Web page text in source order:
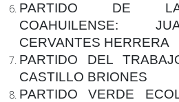
PARTIDO DE LA
COAHUILENSE:
CERVANTES HERRERA
PARTIDO DEL
CASTILLO BRIONES
PARTIDO VERDE